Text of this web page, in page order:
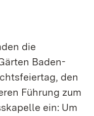
die
Baden-
den
Führung zum
ein: Um